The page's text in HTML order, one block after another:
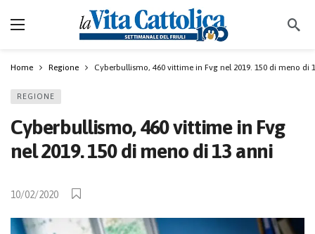
Home Regione Cyberbullismo, 460 vittime in Fvg nel 2019. 150 di meno di
REGIONE
Cyberbullismo, 460 vittime in Fvg
nel 2019. 150 di meno di 13 anni
10/02/2020